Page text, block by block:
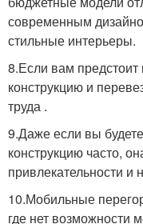
современным
стильные интерьеры.
8.Если вам предстоит
конструкцию и
труда .
9.Даже если вы
конструкцию часто,
привлекательности и
10.Мобильные
где нет возможности